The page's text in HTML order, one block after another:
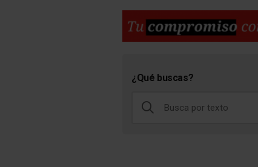
¿Qué buscas?